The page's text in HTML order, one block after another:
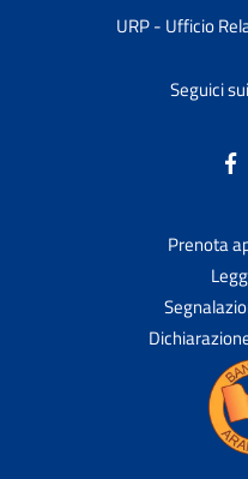
URP - Ufficio
Seguici
Prenota